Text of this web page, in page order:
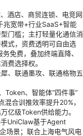
酒店、商贸连锁、电竞网
兆宽带+行业SaaS+智能
门槛；主打轻量化通信消
式，资费透明可自由选
免费，叠加终端直降、
费选择权。
、联通墨攻、联通格物五
Token、智能体“四件事”
合训推效率提升20%，
亿级Token供给能力。
UniClaw基于Agent
场景；联合上海电气风电